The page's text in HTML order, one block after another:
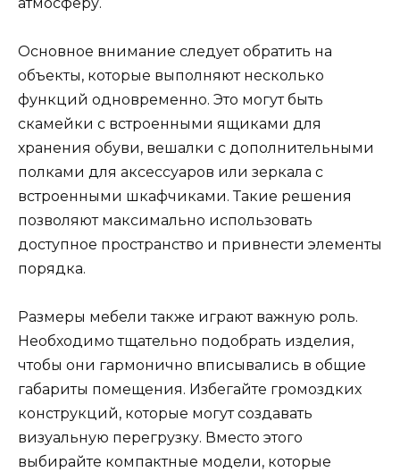
Основное внимание следует обратить на
объекты, которые выполняют несколько
функций одновременно. Это могут быть
скамейки с встроенными ящиками для
хранения обуви, вешалки с дополнительными
полками для аксессуаров или зеркала с
встроенными шкафчиками. Такие решения
позволяют максимально использовать
доступное пространство и привнести элементы
порядка.
Размеры мебели также играют важную роль.
Необходимо тщательно подобрать изделия,
чтобы они гармонично вписывались в общие
габариты помещения. Избегайте громоздких
конструкций, которые могут создавать
визуальную перегрузку. Вместо этого
выбирайте компактные модели, которые